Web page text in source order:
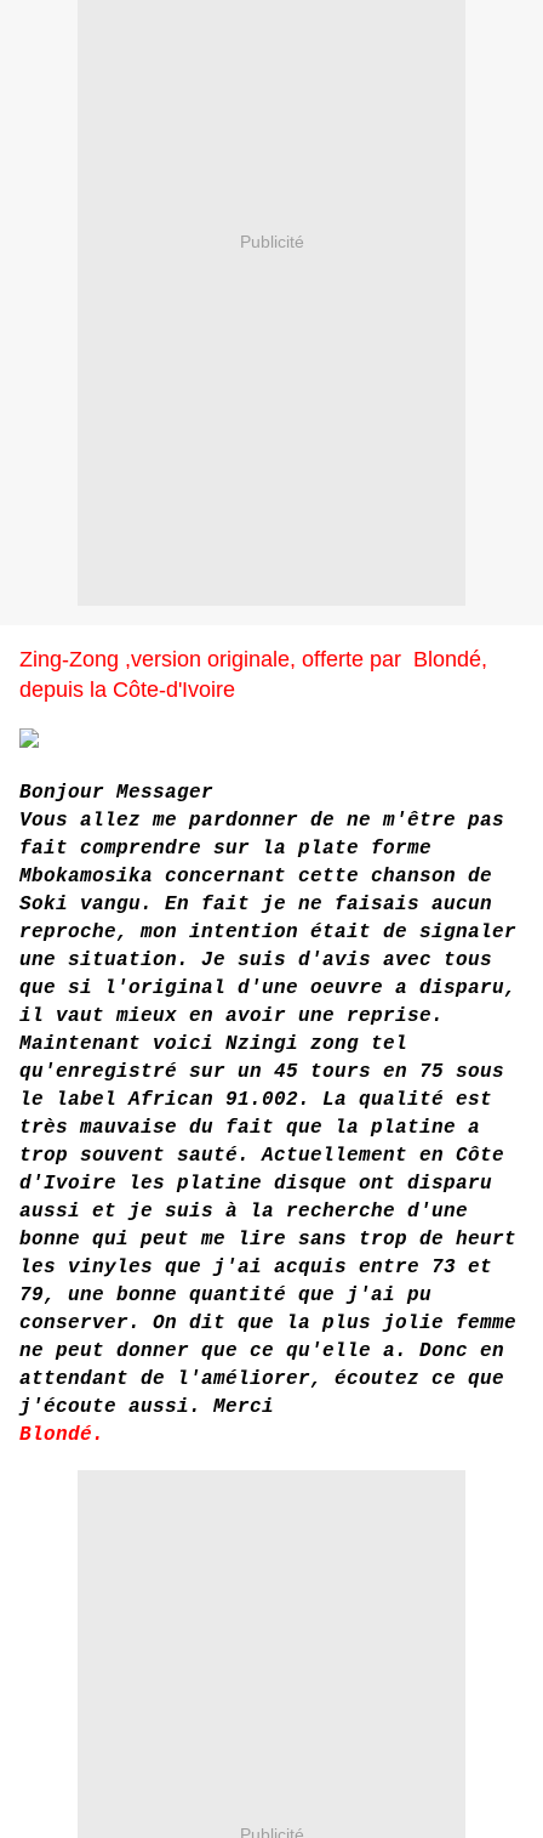
Publicité
Zing-Zong ,version originale, offerte par Blondé,
depuis la Côte-d'Ivoire
Bonjour Messager
Vous allez me pardonner de ne m'être pas
fait comprendre sur la plate forme
Mbokamosika concernant cette chanson de
Soki vangu. En fait je ne faisais aucun
reproche, mon intention était de signaler
une situation. Je suis d'avis avec tous
que si l'original d'une oeuvre a disparu,
il vaut mieux en avoir une reprise.
Maintenant voici Nzingi zong tel
qu'enregistré sur un 45 tours en 75 sous
le label African 91.002. La qualité est
très mauvaise du fait que la platine a
trop souvent sauté. Actuellement en Côte
d'Ivoire les platine disque ont disparu
aussi et je suis à la recherche d'une
bonne qui peut me lire sans trop de heurt
les vinyles que j'ai acquis entre 73 et
79, une bonne quantité que j'ai pu
conserver. On dit que la plus jolie femme
ne peut donner que ce qu'elle a. Donc en
attendant de l'améliorer, écoutez ce que
j'écoute aussi. Merci
Blondé.
Publicité